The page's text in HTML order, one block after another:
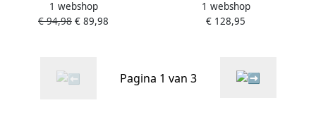
hardloopschoenen dames
1 webshop
€ 94,98 € 89,98
6 Hardloopschoenen grijs
1 webshop
€ 128,95
Pagina 1 van 3